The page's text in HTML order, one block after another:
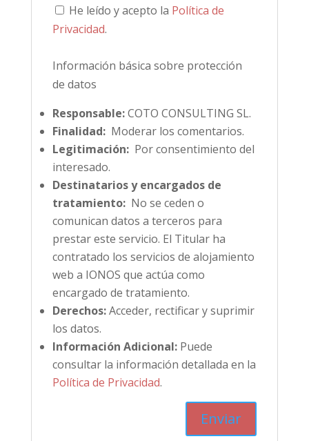
He leído y acepto la Política de
Privacidad.
Información básica sobre protección
de datos
Responsable:COTO CONSULTING SL.
Finalidad:Moderar los comentarios.
Legitimación:Por consentimiento del
interesado.
Destinatarios y encargados de
tratamiento:No se ceden o
comunican datos a terceros para
prestar este servicio. El Titular ha
contratado los servicios de alojamiento
web a IONOS que actúa como
encargado de tratamiento.
Derechos:Acceder, rectificar y suprimir
los datos.
Información Adicional:Puede
consultar la información detallada en la
Política de Privacidad.